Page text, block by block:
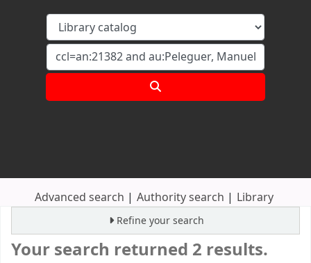
Advanced search Authority search Library
Refine your search
Your search returned 2 results.